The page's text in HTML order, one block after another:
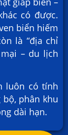
có được.
biển hiếm
là “địa chỉ
– du lịch
luôn có tính
phân khu
dài hạn.